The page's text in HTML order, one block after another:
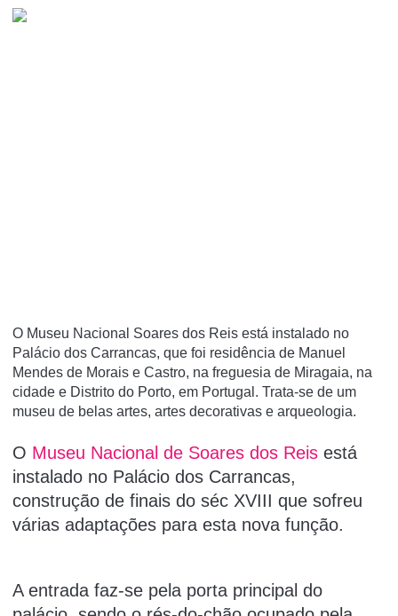
O Museu Nacional Soares dos Reis está instalado no
Palácio dos Carrancas, que foi residência de Manuel
Mendes de Morais e Castro, na freguesia de Miragaia, na
cidade e Distrito do Porto, em Portugal. Trata-se de um
museu de belas artes, artes decorativas e arqueologia.
O Museu Nacional de Soares dos Reis está
instalado no Palácio dos Carrancas,
construção de finais do séc XVIII que sofreu
várias adaptações para esta nova função.
A entrada faz-se pela porta principal do